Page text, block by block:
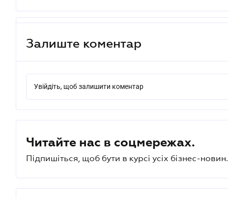
Залиште коментар
Увійдіть, щоб залишити коментар
Читайте нас в соцмережах.
Підпишіться, щоб бути в курсі усіх бізнес-новин.